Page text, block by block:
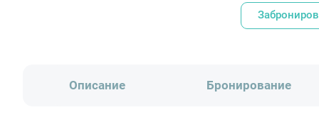
Описание Бронирование